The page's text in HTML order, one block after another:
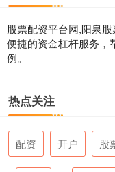
股票配资平台网,阳泉
便捷的资金杠杆服务，
例。
热点关注
配资 开户 股